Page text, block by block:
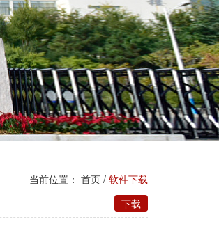
当前位置： 首页 / 软件下载
下载